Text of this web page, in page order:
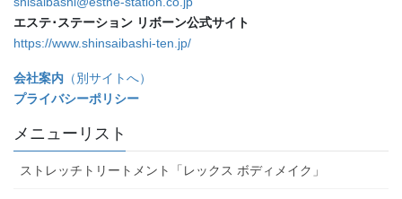
エステ･ステーション リボーン公式サイト
https://www.shinsaibashi-ten.jp/
会社案内 （別サイトへ）
プライバシーポリシー
メニューリスト
ストレッチトリートメント「レックス ボディメイク」